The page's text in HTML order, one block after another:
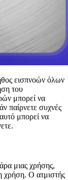
εισπνοών όλων
του
μπορεί να
παίρνετε συχνές
μπορεί να
μιας χρήσης,
χρήση. Ο ατμιστής